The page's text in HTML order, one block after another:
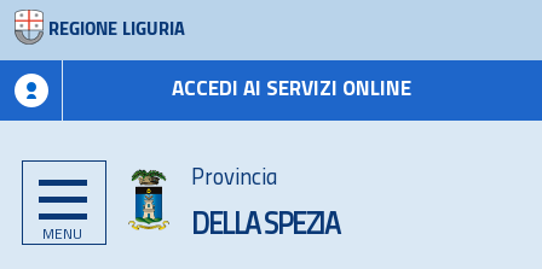
REGIONE LIGURIA
ACCEDI AI SERVIZI ONLINE
MENU
Provincia
DELLA SPEZIA